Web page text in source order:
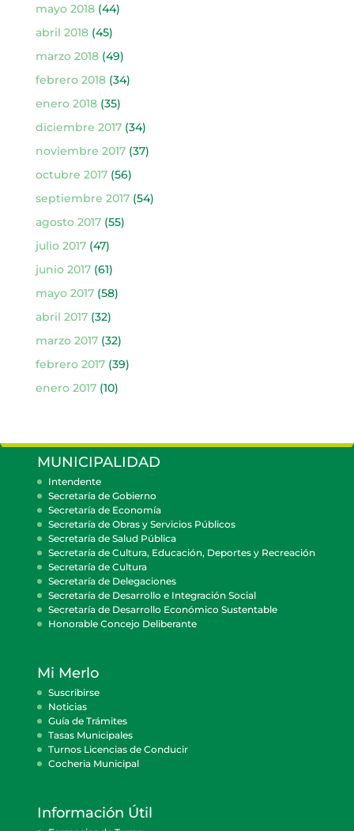
mayo 2018(44)
abril 2018(45)
marzo 2018(49)
febrero 2018(34)
enero 2018(35)
diciembre 2017(34)
noviembre 2017(37)
octubre 2017(56)
septiembre 2017(54)
agosto 2017(55)
julio 2017(47)
junio 2017(61)
mayo 2017(58)
abril 2017(32)
marzo 2017(32)
febrero 2017(39)
enero 2017(10)
MUNICIPALIDAD
Intendente
Secretaría de Gobierno
Secretaría de Economía
Secretaría de Obras y Servicios Públicos
Secretaría de Salud Pública
Secretaría de Cultura, Educación, Deportes y Recreación
Secretaría de Cultura
Secretaría de Delegaciones
Secretaría de Desarrollo e Integración Social
Secretaría de Desarrollo Económico Sustentable
Honorable Concejo Deliberante
Mi Merlo
Suscribirse
Noticias
Guía de Trámites
Tasas Municipales
Turnos Licencias de Conducir
Cocheria Municipal
Información Útil